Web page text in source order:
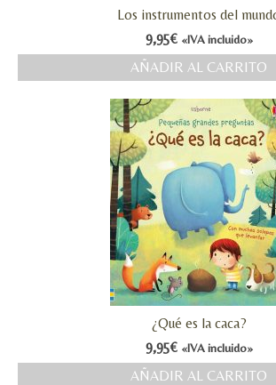
Los instrumentos del
9,95€ «IVA incluido»
AÑADIR AL CARRITO
¿Qué es la caca?
9,95€ «IVA incluido»
AÑADIR AL CARRITO